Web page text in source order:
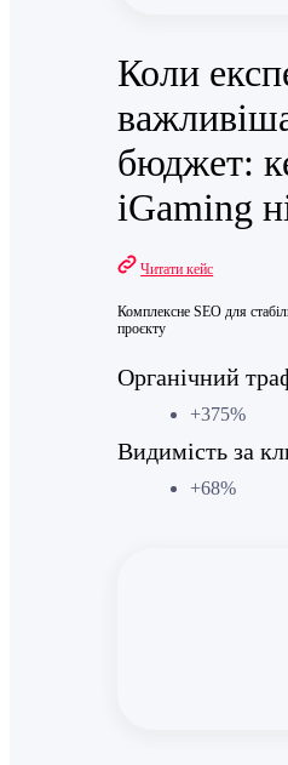
Коли
бюджет:
iGaming
Читати кейс
Комплексне SEO для
проєкту
Органічний
+375%
Видимість за
+68%